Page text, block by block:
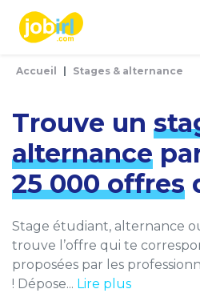
Accueil Stages & alternance
Trouve un
alternance
25 000 offres
Stage étudiant, alternance
trouve l’offre qui te
proposées par les
! Dépose... Lire plus
Panneau de gestion des cookies